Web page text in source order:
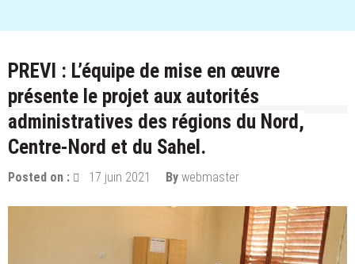
PREVI : L’équipe de mise en œuvre
présente le projet aux autorités
administratives des régions du Nord,
Centre-Nord et du Sahel.
Posted on : 17 juin 2021 By webmaster